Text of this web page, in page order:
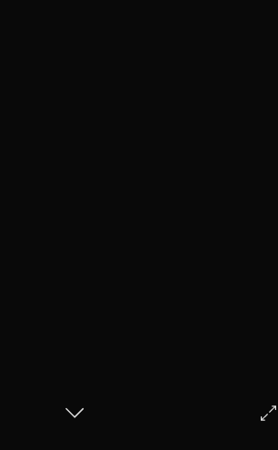
© Francis Fillon 2023